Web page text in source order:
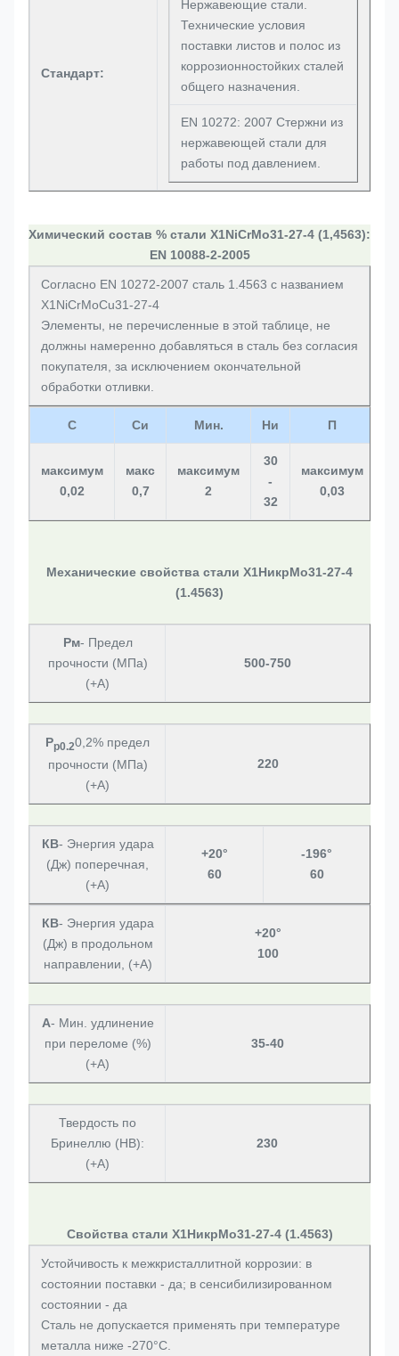
Стандарт:
Нержавеющие стали.
Технические условия
поставки листов и полос из
коррозионностойких сталей
общего назначения.
EN 10272: 2007 Стержни из
нержавеющей стали для
работы под давлением.
Химический состав % стали X1NiCrMo31-27-4 (1,4563):
EN 10088-2-2005
Согласно EN 10272-2007 сталь 1.4563 с названием
X1NiCrMoCu31-27-4
Элементы, не перечисленные в этой таблице, не
должны намеренно добавляться в сталь без согласия
покупателя, за исключением окончательной
обработки отливки.
С Си Мин. Ни П
максимум
0,02
макс
0,7
максимум
2
30
-
32
максимум
0,03
Механические свойства стали Х1НикрМо31-27-4
(1.4563)
Рм- Предел
прочности (МПа)
(+А)
500-750
Рр0.20,2% предел
прочности (МПа)
(+A)
220
КВ- Энергия удара
(Дж) поперечная,
(+А)
+20°
60
-196°
60
КВ- Энергия удара
(Дж) в продольном
направлении, (+А)
+20°
100
А- Мин. удлинение
при переломе (%)
(+А)
35-40
Твердость по
Бринеллю (HB):
(+A)
230
Свойства стали Х1НикрМо31-27-4 (1.4563)
Устойчивость к межкристаллитной коррозии: в
состоянии поставки - да; в сенсибилизированном
состоянии - да
Сталь не допускается применять при температуре
металла ниже -270°С.